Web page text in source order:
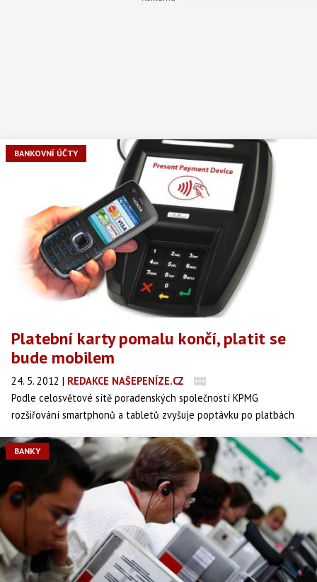
BANKOVNÍ ÚČTY
Platební karty pomalu končí, platit se
bude mobilem
24. 5. 2012 | REDAKCE NAŠEPENÍZE.CZ
Podle celosvětové sítě poradenských společností KPMG
rozšiřování smartphonů a tabletů zvyšuje poptávku po platbách
středu, využívání m-plateb celosvětově do roku 2015 vzroste na
BANKY